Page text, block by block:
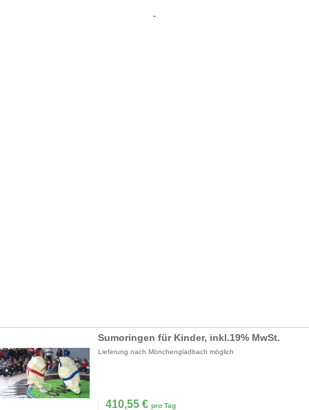
Sumoringen für Kinder, inkl.19% MwSt.
Lieferung nach Mönchengladbach möglich
410,55 € pro Tag